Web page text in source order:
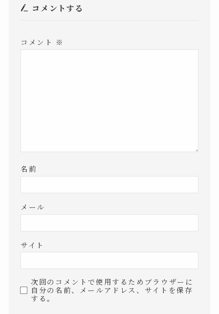
コメントする
コメント ※
名前
メール
サイト
次回のコメントで使用するためブラウザーに
自分の名前、メールアドレス、サイトを保存
する。